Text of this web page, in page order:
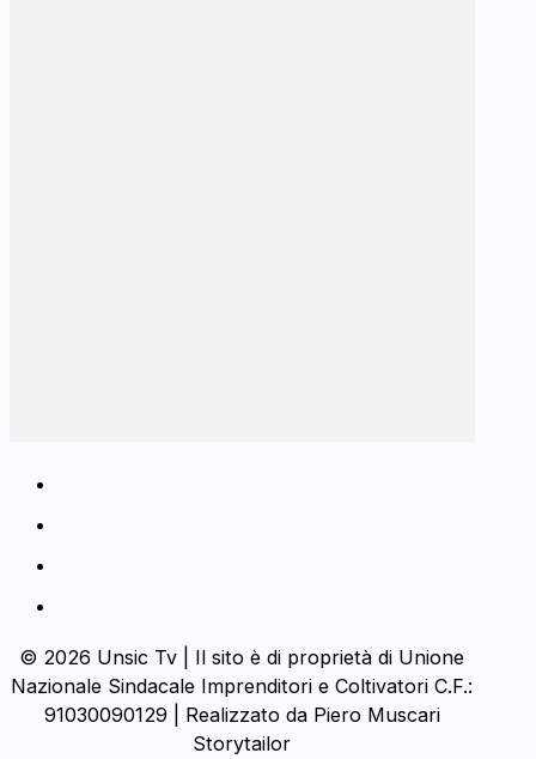
© 2026 Unsic Tv | Il sito è di proprietà di Unione
Nazionale Sindacale Imprenditori e Coltivatori C.F.:
91030090129 | Realizzato da Piero Muscari
Storytailor